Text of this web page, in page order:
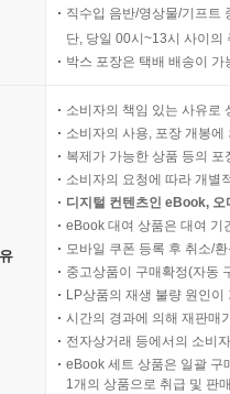
직수입 음반/영상물/기프트
단, 당일 00시~13시 사이의
박스 포장은 택배 배송이
소비자의 책임 있는 사유로
소비자의 사용, 포장 개봉
복제가 가능한 상품 등의
소비자의 요청에 따라 개별
디지털 컨텐츠인 eBook,
eBook 대여 상품은 대여 기
모바일 쿠폰 등록 후 취소/
중고상품이 구매확정(자동
LP상품의 재생 불량 원인
시간의 경과에 의해 재판매
전자상거래 등에서의 소비
eBook 세트 상품은 일괄 구
1개의 상품으로 취급 및 판